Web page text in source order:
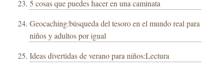
5 cosas que puedes hacer en una caminata
Geocaching:búsqueda del tesoro en el mundo real para
niños y adultos por igual
Ideas divertidas de verano para niños:Lectura